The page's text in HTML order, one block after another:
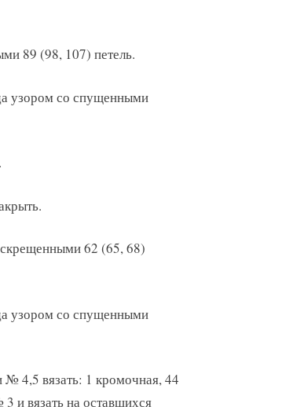
89 (98, 107) петель.
узором со спущенными
62 (65, 68)
узором со спущенными
4,5 вязать: 1 кромочная, 44
и вязать на оставшихся